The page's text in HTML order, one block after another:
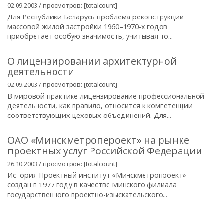
02.09.2003 / просмотров: [totalcount]
Для Республики Беларусь проблема реконструкции
массовой жилой застройки 1960–1970-х годов
приобретает особую значимость, учитывая то...
О лицензировании архитектурной
деятельности
02.09.2003 / просмотров: [totalcount]
В мировой практике лицензирование профессиональной
деятельности, как правило, относится к компетенции
соответствующих цеховых объединений. Для...
ОАО «Минскметропероект» на рынке
проектных услуг Российской Федерации
26.10.2003 / просмотров: [totalcount]
История Проектный институт «Минскметропроект»
создан в 1977 году в качестве Минского филиала
государственного проектно-изыскательского...